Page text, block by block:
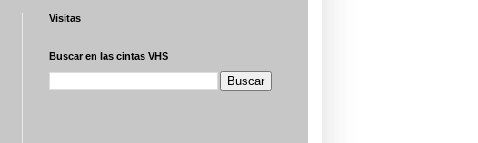
Visitas
Buscar en las cintas VHS